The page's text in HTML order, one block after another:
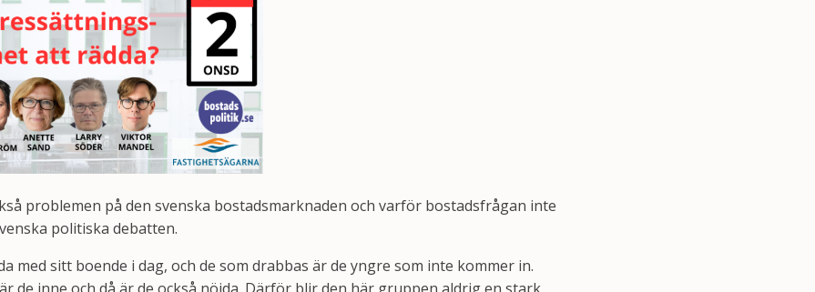
problemen på den svenska bostadsmarknaden och varför bostadsfrågan inte
politiska debatten.
med sitt boende i dag, och de som drabbas är de yngre som inte kommer in.